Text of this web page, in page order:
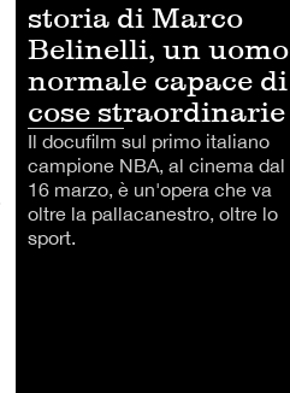
storia di Marco
Belinelli, un uomo
normale capace di
cose straordinarie
Il docufilm sul primo italiano
campione NBA, al cinema dal
16 marzo, è un'opera che va
oltre la pallacanestro, oltre lo
sport.